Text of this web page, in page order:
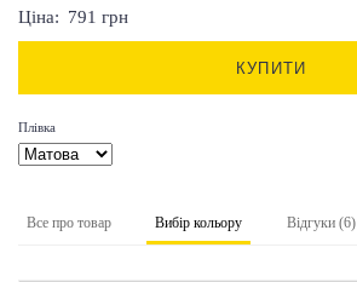
Ціна: 791 грн
КУПИТИ
Плівка
Все про товар Вибір кольору Відгуки (6)